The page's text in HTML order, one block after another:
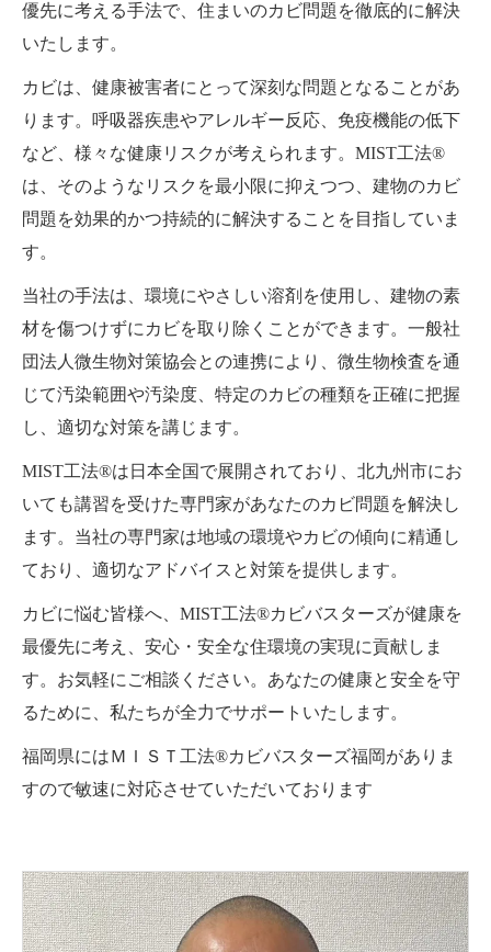
優先に考える手法で、住まいのカビ問題を徹底的に解決
いたします。
カビは、健康被害者にとって深刻な問題となることがあ
ります。呼吸器疾患やアレルギー反応、免疫機能の低下
など、様々な健康リスクが考えられます。MIST工法®
は、そのようなリスクを最小限に抑えつつ、建物のカビ
問題を効果的かつ持続的に解決することを目指していま
す。
当社の手法は、環境にやさしい溶剤を使用し、建物の素
材を傷つけずにカビを取り除くことができます。一般社
団法人微生物対策協会との連携により、微生物検査を通
じて汚染範囲や汚染度、特定のカビの種類を正確に把握
し、適切な対策を講じます。
MIST工法®は日本全国で展開されており、北九州市にお
いても講習を受けた専門家があなたのカビ問題を解決し
ます。当社の専門家は地域の環境やカビの傾向に精通し
ており、適切なアドバイスと対策を提供します。
カビに悩む皆様へ、MIST工法®カビバスターズが健康を
最優先に考え、安心・安全な住環境の実現に貢献しま
す。お気軽にご相談ください。あなたの健康と安全を守
るために、私たちが全力でサポートいたします。
福岡県にはＭＩＳＴ工法®カビバスターズ福岡がありま
すので敏速に対応させていただいております